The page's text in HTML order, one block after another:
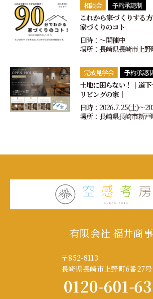
相談会 予約承認制
これから家づくりする
家づくりのコト
日時：〜開催中
場所：長崎県長崎市上野
完成見学会 予約承認
土地に困らない！｜道
リビングの家｜
日時：2026.7.25(土)〜
場所：長崎県長崎市新戸
有限会社 福井商事
〒852-8113
長崎県長崎市上野町6番27号
0120-601-